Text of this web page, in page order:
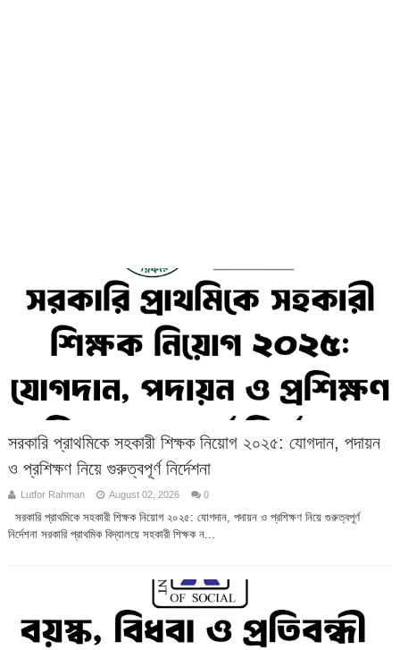
সরকারি প্রাথমিকে সহকারী শিক্ষক নিয়োগ ২০২৫: যোগদান, পদায়ন
ও প্রশিক্ষণ নিয়ে গুরুত্বপূর্ণ নির্দেশনা
Lutfor Rahman August 02, 2026 0
সরকারি প্রাথমিকে সহকারী শিক্ষক নিয়োগ ২০২৫: যোগদান, পদায়ন ও প্রশিক্ষণ নিয়ে গুরুত্বপূর্ণ
নির্দেশনা সরকারি প্রাথমিক বিদ্যালয়ে সহকারী শিক্ষক ন...